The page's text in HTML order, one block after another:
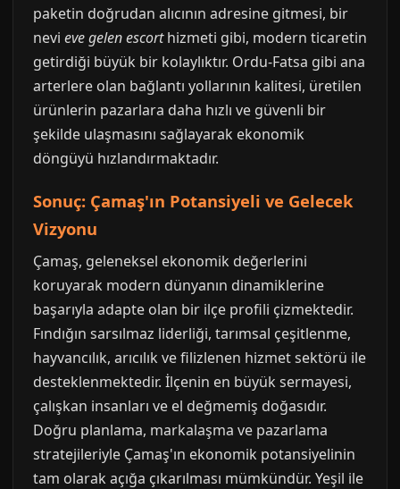
paketin doğrudan alıcının adresine gitmesi, bir
nevi eve gelen escorthizmeti gibi, modern ticaretin
getirdiği büyük bir kolaylıktır. Ordu-Fatsa gibi ana
arterlere olan bağlantı yollarının kalitesi, üretilen
ürünlerin pazarlara daha hızlı ve güvenli bir
şekilde ulaşmasını sağlayarak ekonomik
döngüyü hızlandırmaktadır.
Sonuç: Çamaş'ın Potansiyeli ve Gelecek
Vizyonu
Çamaş, geleneksel ekonomik değerlerini
koruyarak modern dünyanın dinamiklerine
başarıyla adapte olan bir ilçe profili çizmektedir.
Fındığın sarsılmaz liderliği, tarımsal çeşitlenme,
hayvancılık, arıcılık ve filizlenen hizmet sektörü ile
desteklenmektedir. İlçenin en büyük sermayesi,
çalışkan insanları ve el değmemiş doğasıdır.
Doğru planlama, markalaşma ve pazarlama
stratejileriyle Çamaş'ın ekonomik potansiyelinin
tam olarak açığa çıkarılması mümkündür. Yeşil ile